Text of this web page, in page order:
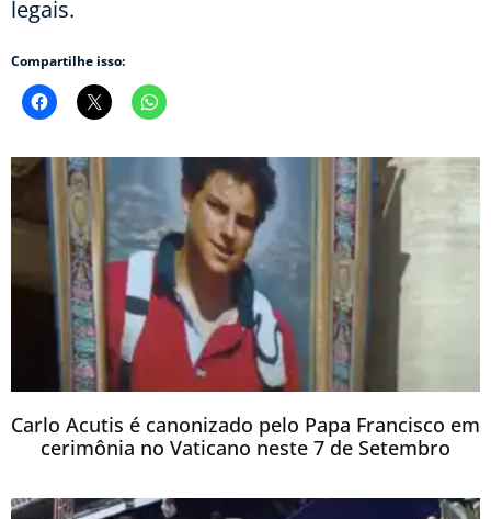
legais.
Compartilhe isso:
Carlo Acutis é canonizado pelo Papa Francisco em
cerimônia no Vaticano neste 7 de Setembro